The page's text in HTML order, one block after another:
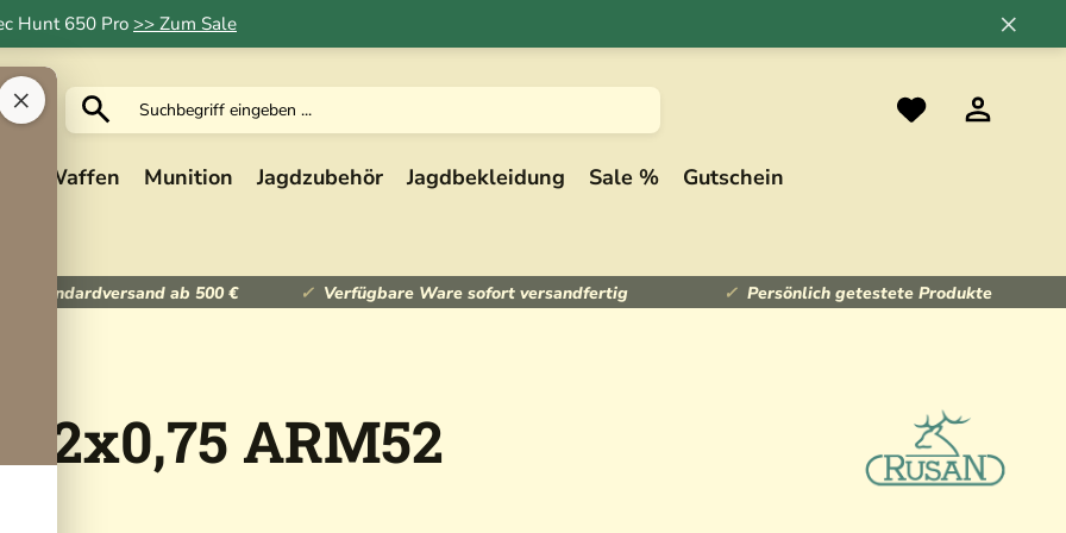
Hunt 650 Pro >> Zum Sale
×
×
Waffen Munition Jagdzubehör Jagdbekleidung Sale % Gutschein
Standardversand ab 500 € Verfügbare Ware sofort versandfertig Persönlich getestete Produkte
ARM52